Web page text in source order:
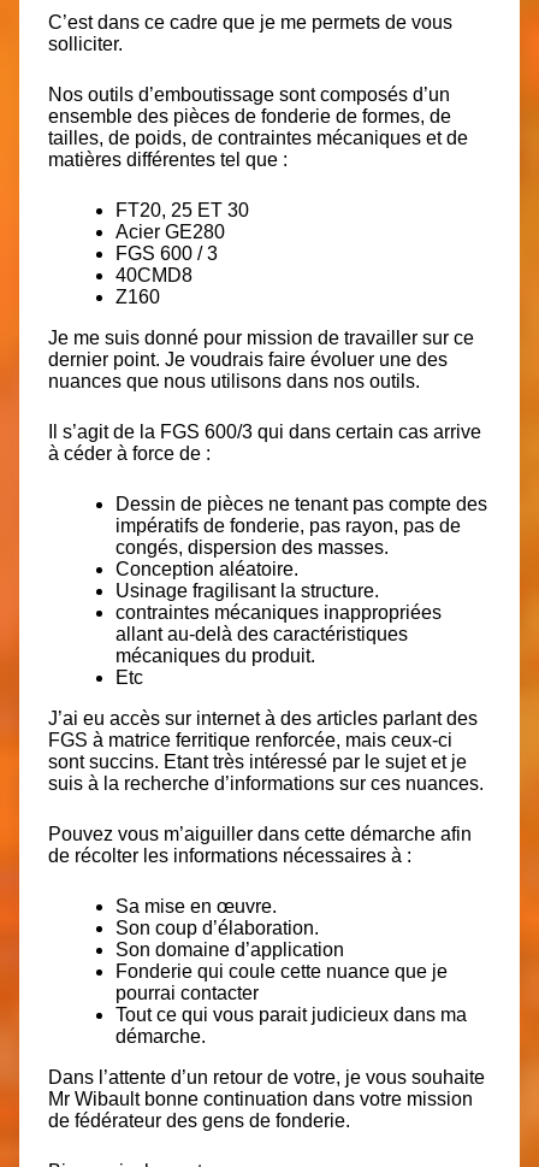
C’est dans ce cadre que je me permets de vous
solliciter.
Nos outils d’emboutissage sont composés d’un
ensemble des pièces de fonderie de formes, de
tailles, de poids, de contraintes mécaniques et de
matières différentes tel que :
FT20, 25 ET 30
Acier GE280
FGS 600 / 3
40CMD8
Z160
Je me suis donné pour mission de travailler sur ce
dernier point. Je voudrais faire évoluer une des
nuances que nous utilisons dans nos outils.
Il s’agit de la FGS 600/3 qui dans certain cas arrive
à céder à force de :
Dessin de pièces ne tenant pas compte des
impératifs de fonderie, pas rayon, pas de
congés, dispersion des masses.
Conception aléatoire.
Usinage fragilisant la structure.
contraintes mécaniques inappropriées
allant au-delà des caractéristiques
mécaniques du produit.
Etc
J’ai eu accès sur internet à des articles parlant des
FGS à matrice ferritique renforcée, mais ceux-ci
sont succins. Etant très intéressé par le sujet et je
suis à la recherche d’informations sur ces nuances.
Pouvez vous m’aiguiller dans cette démarche afin
de récolter les informations nécessaires à :
Sa mise en œuvre.
Son coup d’élaboration.
Son domaine d’application
Fonderie qui coule cette nuance que je
pourrai contacter
Tout ce qui vous parait judicieux dans ma
démarche.
Dans l’attente d’un retour de votre, je vous souhaite
Mr Wibault bonne continuation dans votre mission
de fédérateur des gens de fonderie.